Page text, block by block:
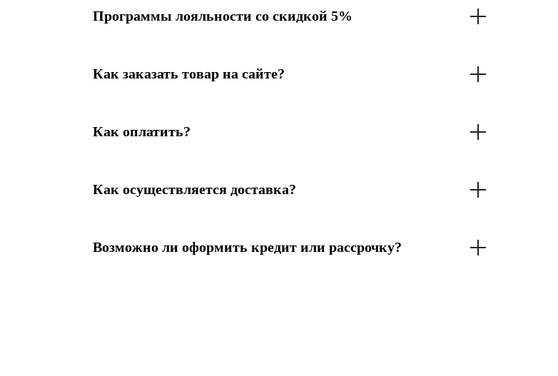
Программы лояльности со скидкой 5%
Как заказать товар на сайте?
Как оплатить?
Как осуществляется доставка?
Возможно ли оформить кредит или рассрочку?